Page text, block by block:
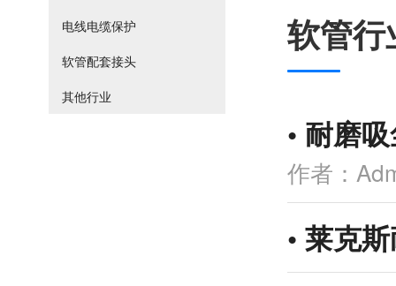
电线电缆保护
软管配套接头
其他行业
软管
• 耐磨
作者：
• 莱克